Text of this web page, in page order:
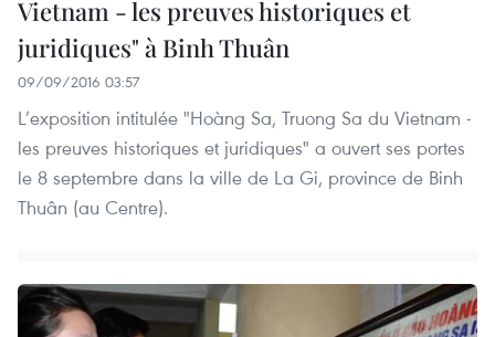
Vietnam - les preuves historiques et
juridiques​" à Binh Thuân
09/09/2016 03:57
L’exposition intitulée "Hoàng Sa, Truong Sa du Vietnam -
les preuves historiques et juridiques" a ouvert ses portes
le 8 septembre dans la ville de La Gi, province de Binh
Thuân (au Centre).